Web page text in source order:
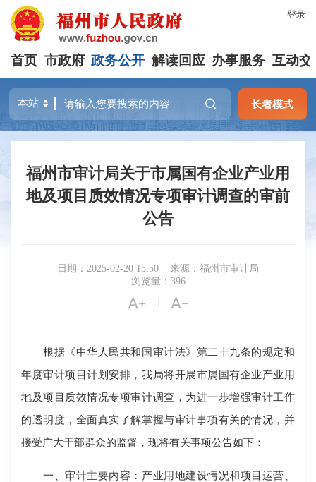
登录
首页 市政府 政务公开 解读回应 办事服务 互动交
长者模式
福州市审计局关于市属国有企业产业用
地及项目质效情况专项审计调查的审前
公告
日期：2025-02-20 15:50
来源：福州市审计局
浏览量：396
 | 
根据《中华人民共和国审计法》第二十九条的规定和
年度审计项目计划安排，我局将开展市属国有企业产业用
地及项目质效情况专项审计调查，为进一步增强审计工作
的透明度，全面真实了解掌握与审计事项有关的情况，并
接受广大干部群众的监督，现将有关事项公告如下：
一、审计主要内容：产业用地建设情况和项目运营、